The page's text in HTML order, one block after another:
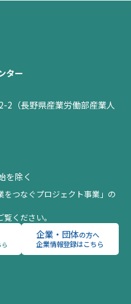
ター
2（長野県産業労働部産業人
を除く
つなぐプロジェクト事業」の
覧ください。
企業・団体の方へ
企業情報登録はこちら